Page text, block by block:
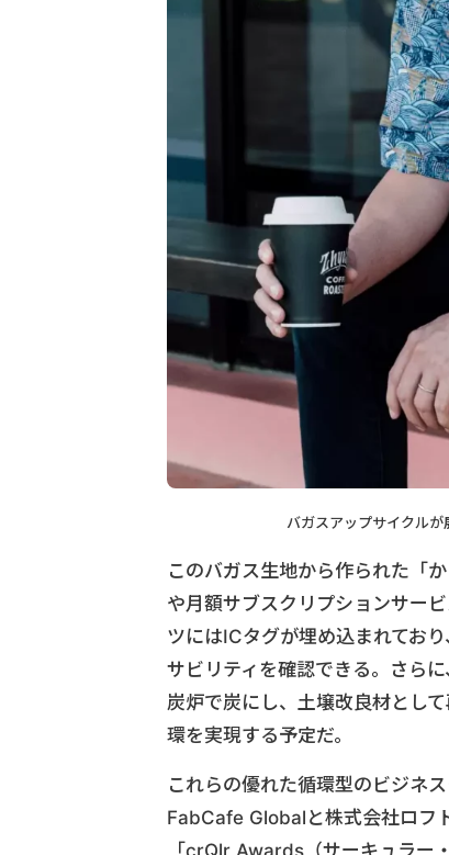
バガスアップサイクル
このバガス生地から作られた「
や月額サブスクリプションサー
ツにはICタグが埋め込まれてお
サビリティを確認できる。さら
炭炉で炭にし、土壌改良材とし
環を実現する予定だ。
これらの優れた循環型のビジネ
FabCafe Globalと株式会社ロフ
「crQlr Awards（サーキュラー